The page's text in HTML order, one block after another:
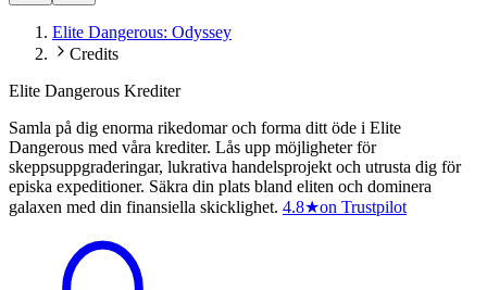
Elite Dangerous: Odyssey
Credits
Elite Dangerous Krediter
Samla på dig enorma rikedomar och forma ditt öde i Elite
Dangerous med våra krediter. Lås upp möjligheter för
skeppsuppgraderingar, lukrativa handelsprojekt och utrusta dig för
episka expeditioner. Säkra din plats bland eliten och dominera
galaxen med din finansiella skicklighet. 4.8★on Trustpilot